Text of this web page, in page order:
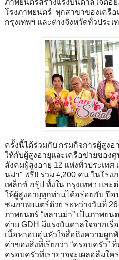
ภาพยนตร์สร้างแรงบันดาลใจต่อ
โรงภาพยนตร์ ทุกสาขาของเครือ
กรุงเทพฯ และต่างจังหวัดทั่วประเ
ครั้งนี้ได้ร่วมกับ กรมกิจการผู้สูงอ
ให้กับผู้สูงอายุและเครือข่ายของ
สังคมผู้สูงอายุ 12 แห่งทั่วประเทศ
นม่า” ฟรี!! รวม 4,200 คน ในโรง
เพล็กซ์ กรุ้ป ทั้งใน กรุงเทพฯ แล
ให้ผู้สูงอายุทุกท่านได้อร่อยกับ ป๊
ชมภาพยนตร์ด้วย​ ระหว่างวันที่
ภาพยนตร์ “หลานม่า” เป็นภาพย
ค่าย GDH มีแรงบันดาลใจจากเ
เนื้อหาอบอุ่นหัวใจสื่อถึงความผูก
ค่าของสิ่งที่เรียกว่า “ครอบครัว”
ครอบครัวที่เราอาจจะเผลอลืมใค